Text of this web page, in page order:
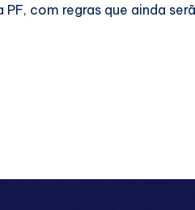
com regras que ainda